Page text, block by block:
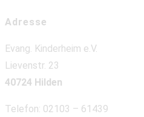
Adresse
Evang. Kinderheim e.V.
Lievenstr. 23
40724 Hilden
Telefon: 02103 – 61439